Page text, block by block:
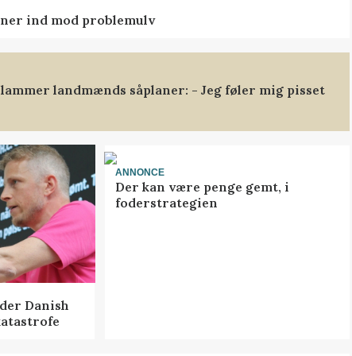
ind mod problemulv
landmænds såplaner: - Jeg føler mig pisset
Danish
ANNONCE
Der kan være penge gemt, i
foderstrategien